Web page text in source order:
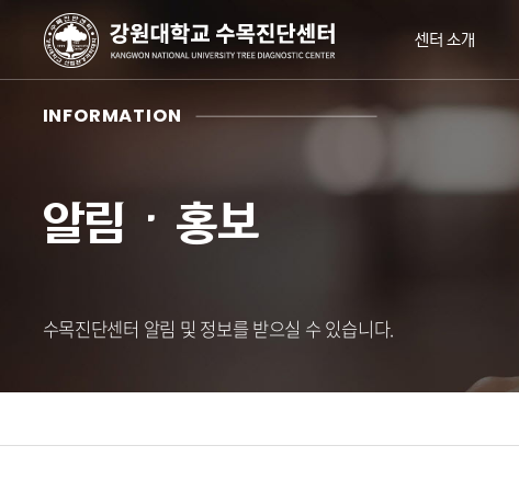
센터 소개
INFORMATION
알림ㆍ홍보
수목진단센터 알림 및 정보를 받으실 수 있습니다.